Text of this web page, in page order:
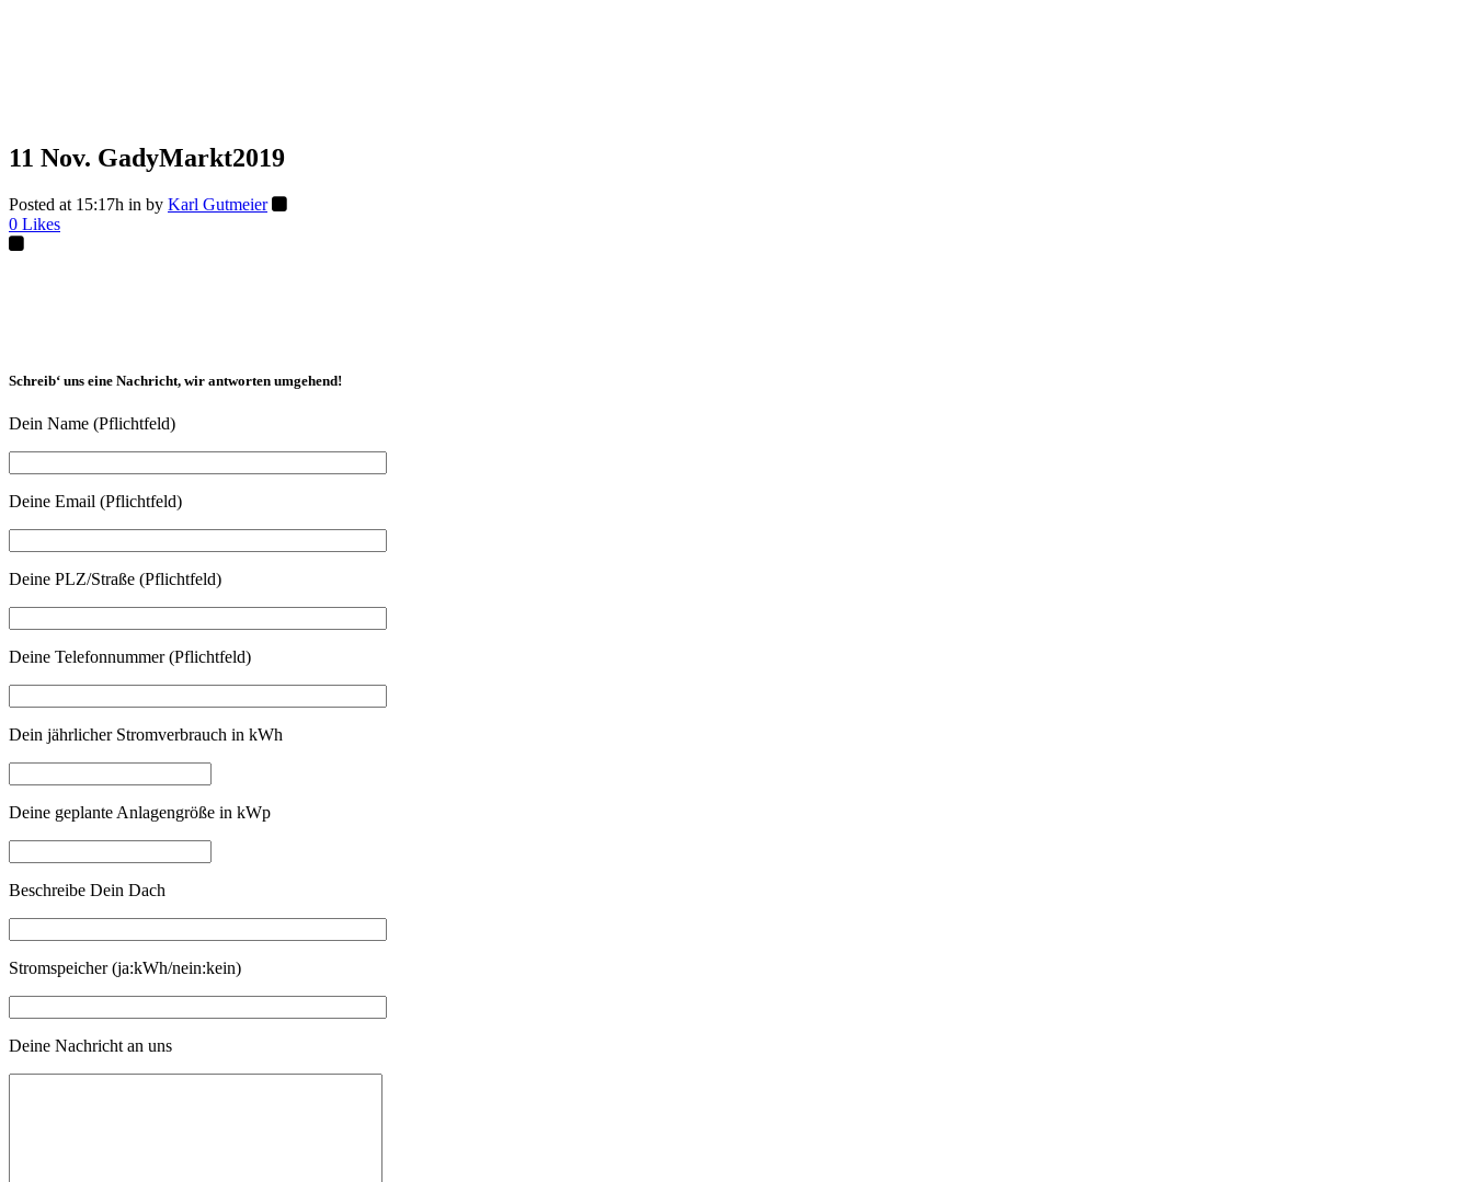
11 Nov. GadyMarkt2019
Posted at 15:17h in by Karl Gutmeier
0 Likes
Schreib‘ uns eine Nachricht, wir antworten umgehend!
Dein Name (Pflichtfeld)
Deine Email (Pflichtfeld)
Deine PLZ/Straße (Pflichtfeld)
Deine Telefonnummer (Pflichtfeld)
Dein jährlicher Stromverbrauch in kWh
Deine geplante Anlagengröße in kWp
Beschreibe Dein Dach
Stromspeicher (ja:kWh/nein:kein)
Deine Nachricht an uns